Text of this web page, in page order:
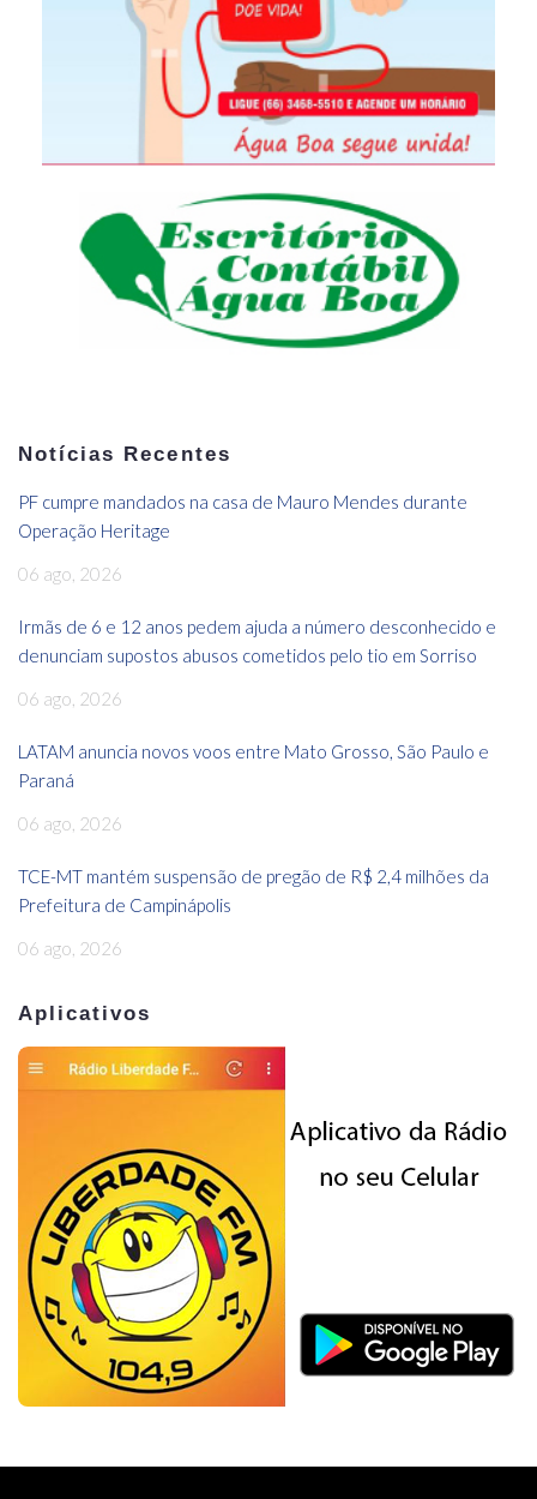
Notícias Recentes
PF cumpre mandados na casa de Mauro Mendes durante
Operação Heritage
06 ago, 2026
Irmãs de 6 e 12 anos pedem ajuda a número desconhecido e
denunciam supostos abusos cometidos pelo tio em Sorriso
06 ago, 2026
LATAM anuncia novos voos entre Mato Grosso, São Paulo e
Paraná
06 ago, 2026
TCE-MT mantém suspensão de pregão de R$ 2,4 milhões da
Prefeitura de Campinápolis
06 ago, 2026
Aplicativos